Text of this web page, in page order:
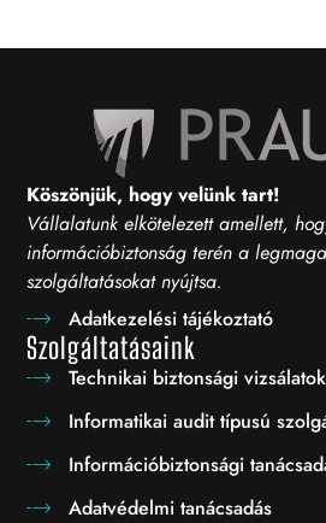
Köszönjük, hogy velünk tart!
Vállalatunk elkötelezett amellett,
információbiztonság terén a
szolgáltatásokat nyújtsa.
Adatkezelési tájékoztató
Szolgáltatásaink
Technikai biztonsági vizsálatok
Informatikai audit típusú
Információbiztonsági
Adatvédelmi tanácsadás